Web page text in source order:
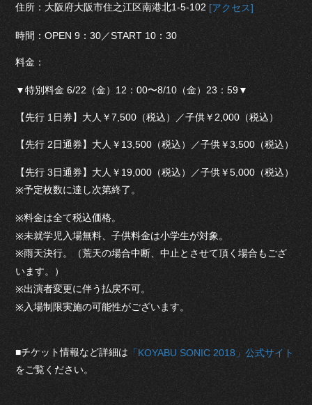
住所：大阪府大阪市住之江区南港北1-5-102 [アクセス]
時間：OPEN 9：30／START 10：30
料金：
▼特別料金 6/22（金）12：00〜8/10（金）23：59▼
【先行 1日券】大人￥7,500（税込）／子供￥2,000（税込）
【先行 2日通券】大人￥13,500（税込）／子供￥3,500（税込）
【先行 3日通券】大人￥19,000（税込）／子供￥5,000（税込）
※予定枚数に達し次第終了。
※料金は全て税込価格。
※未就学児入場無料、子供料金は小学生が対象。
※雨天決行。（荒天の場合中断、中止とさせて頂く場合もござ
います。
）
※出演者変更に伴う払戻不可。
※入場制限実施の可能性がございます。
■チケット情報など詳細は 「KOYABU SONIC 2018」公式サイト
をご覧ください。